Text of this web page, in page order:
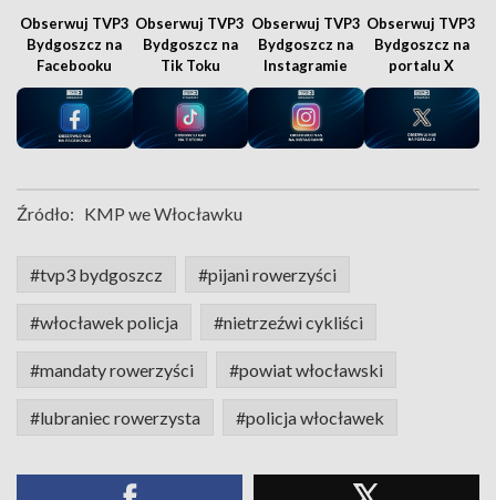
Obserwuj TVP3
Bydgoszcz na
Facebooku
Obserwuj TVP3
Bydgoszcz na
Tik Toku
Obserwuj TVP3
Bydgoszcz na
Instagramie
Obserwuj TVP3
Bydgoszcz na
portalu X
Źródło: KMP we Włocławku
#tvp3 bydgoszcz #pijani rowerzyści
#włocławek policja #nietrzeźwi cykliści
#mandaty rowerzyści #powiat włocławski
#lubraniec rowerzysta #policja włocławek